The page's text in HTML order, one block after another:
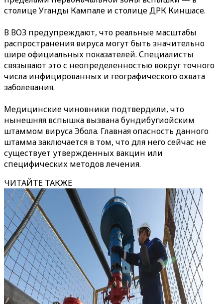
столице Уганды Кампале и столице ДРК Киншасе.
В ВОЗ предупреждают, что реальные масштабы
распространения вируса могут быть значительно
шире официальных показателей. Специалисты
связывают это с неопределенностью вокруг точного
числа инфицированных и географического охвата
заболевания.
Медицинские чиновники подтвердили, что
нынешняя вспышка вызвана бундибугиойским
штаммом вируса Эбола. Главная опасность данного
штамма заключается в том, что для него сейчас не
существует утвержденных вакцин или
специфических методов лечения.
ЧИТАЙТЕ ТАКЖЕ